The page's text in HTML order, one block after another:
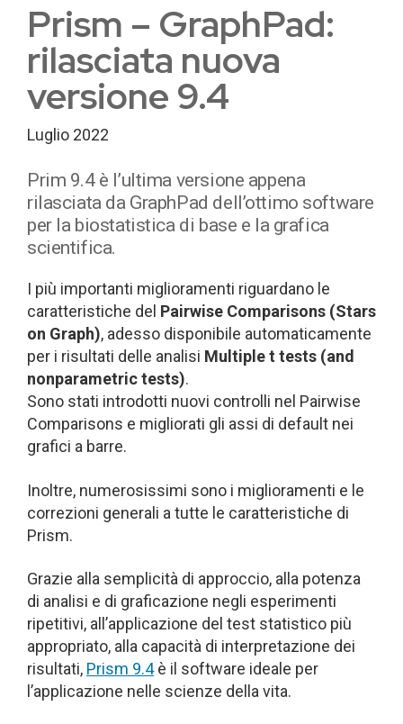
Prism – GraphPad:
rilasciata nuova
versione 9.4
Luglio 2022
Prim 9.4 è l’ultima versione appena
rilasciata da GraphPad dell’ottimo software
per la biostatistica di base e la grafica
scientifica.
I più importanti miglioramenti riguardano le
caratteristiche del Pairwise Comparisons (Stars
on Graph), adesso disponibile automaticamente
per i risultati delle analisi Multiple t tests (and
nonparametric tests).
Sono stati introdotti nuovi controlli nel Pairwise
Comparisons e migliorati gli assi di default nei
grafici a barre.
Inoltre, numerosissimi sono i miglioramenti e le
correzioni generali a tutte le caratteristiche di
Prism.
Grazie alla semplicità di approccio, alla potenza
di analisi e di graficazione negli esperimenti
ripetitivi, all’applicazione del test statistico più
appropriato, alla capacità di interpretazione dei
risultati, Prism 9.4è il software ideale per
l’applicazione nelle scienze della vita.